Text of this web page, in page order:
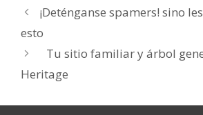
¡Deténganse spamers! sino
esto
Tu sitio familiar y árbol
Heritage